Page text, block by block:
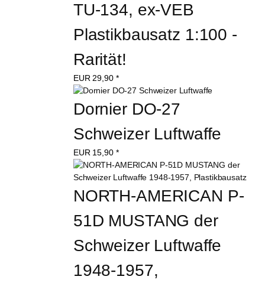
TU-134, ex-VEB
Plastikbausatz 1:100 -
Rarität!
EUR 29,90 *
Dornier DO-27
Schweizer Luftwaffe
EUR 15,90 *
NORTH-AMERICAN P-
51D MUSTANG der
Schweizer Luftwaffe
1948-1957,